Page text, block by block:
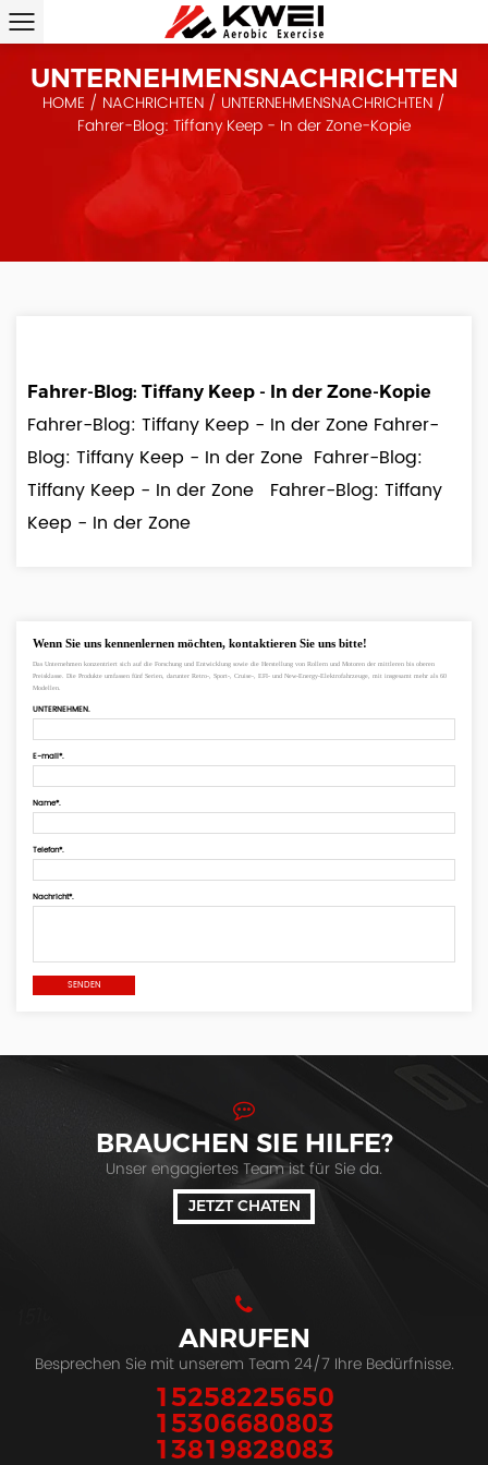
UNTERNEHMENSNACHRICHTEN
HOME / NACHRICHTEN / UNTERNEHMENSNACHRICHTEN /
Fahrer-Blog: Tiffany Keep - In der Zone-Kopie
Fahrer-Blog: Tiffany Keep - In der Zone-Kopie
Fahrer-Blog: Tiffany Keep - In der Zone Fahrer-
Blog: Tiffany Keep - In der Zone Fahrer-Blog:
Tiffany Keep - In der Zone Fahrer-Blog: Tiffany
Keep - In der Zone
Wenn Sie uns kennenlernen möchten, kontaktieren Sie uns bitte!
Das Unternehmen konzentriert sich auf die Forschung und Entwicklung sowie die Herstellung von Rollern und Motoren der mittleren bis oberen
Preisklasse. Die Produkte umfassen fünf Serien, darunter Retro-, Sport-, Cruise-, EFI- und New-Energy-Elektrofahrzeuge, mit insgesamt mehr als 60
Modellen.
UNTERNEHMEN.
E-mail*.
Name*.
Telefon*.
Nachricht*.
BRAUCHEN SIE HILFE?
Unser engagiertes Team ist für Sie da.
JETZT CHATEN
ANRUFEN
Besprechen Sie mit unserem Team 24/7 Ihre Bedürfnisse.
15258225650
15306680803
13819828083